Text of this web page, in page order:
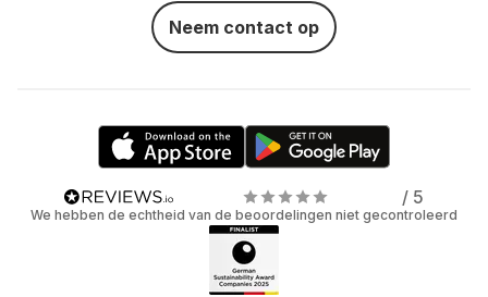
Neem contact op
/ 5
We hebben de echtheid van de beoordelingen niet gecontroleerd